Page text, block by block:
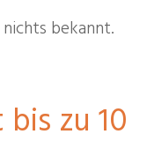
bekannt.
zu 10